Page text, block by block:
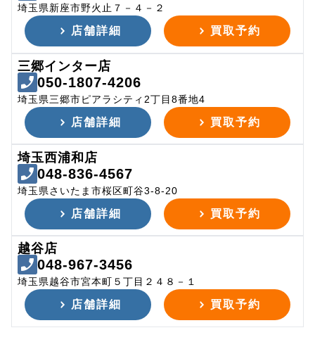
埼玉県新座市野火止７－４－２
店舗詳細 買取予約
三郷インター店
050-1807-4206
埼玉県三郷市ピアラシティ2丁目8番地4
店舗詳細 買取予約
埼玉西浦和店
048-836-4567
埼玉県さいたま市桜区町谷3-8-20
店舗詳細 買取予約
越谷店
048-967-3456
埼玉県越谷市宮本町５丁目２４８－１
店舗詳細 買取予約